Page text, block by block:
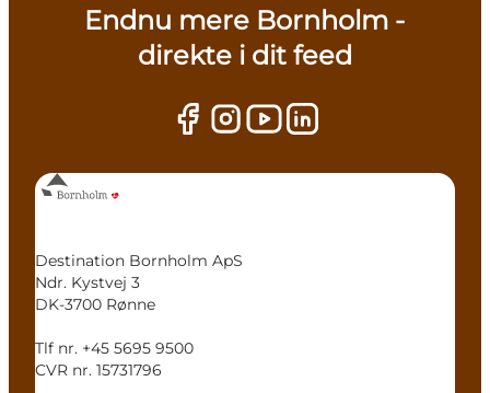
Endnu mere Bornholm -
direkte i dit feed
Destination Bornholm ApS
Ndr. Kystvej 3
DK-3700 Rønne
Tlf nr. +45 5695 9500
CVR nr. 15731796